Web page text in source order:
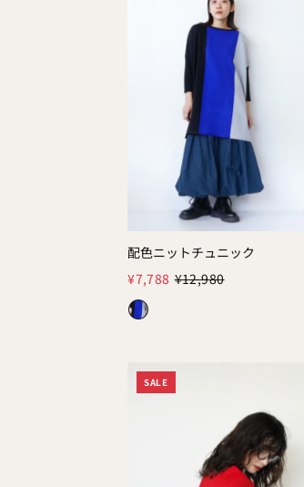
Color:
配色ニットチュニック
¥7,788 ¥12,980
SALE